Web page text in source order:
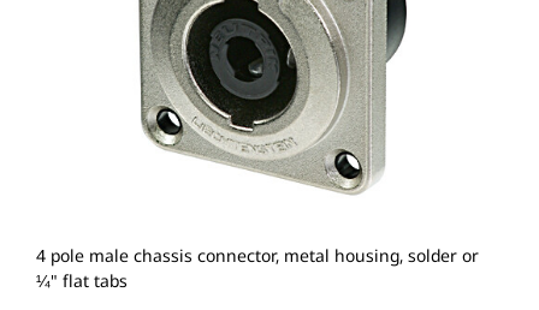
4 pole male chassis connector, metal housing, solder or
¼" flat tabs